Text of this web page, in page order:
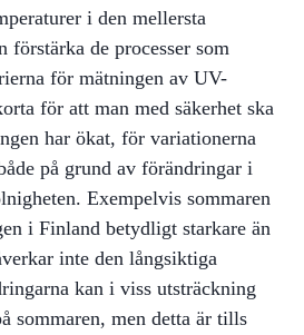
i den mellersta
förstärka de processer som
för mätningen av UV-
för att man med säkerhet ska
har ökat, för variationerna
på grund av förändringar i
Exempelvis sommaren
i Finland betydligt starkare än
inte den långsiktiga
kan i viss utsträckning
sommaren, men detta är tills